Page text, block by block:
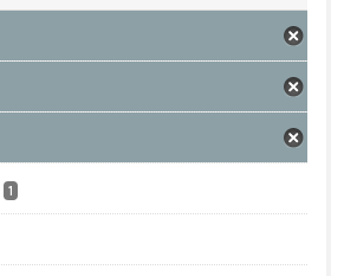
1